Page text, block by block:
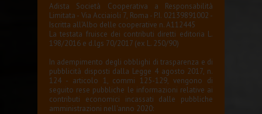
Adista Società Cooperativa a Responsabilità
Limitata - Via Acciaioli 7, Roma - P.I. 02139891002 -
Iscritta all'Albo delle cooperative n. A112445
La testata fruisce dei contributi diretti editoria L.
198/2016 e d.lgs 70/2017 (ex L. 250/90)
In adempimento degli obblighi di trasparenza e di
pubblicità disposti dalla Legge 4 agosto 2017, n.
124 - articolo 1, commi 125-129, vengono di
seguito rese pubbliche le informazioni relative ai
contributi economici incassati dalle pubbliche
amministrazioni nell'anno 2020: